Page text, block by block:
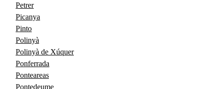
Petrer
Picanya
Pinto
Polinyà
Polinyà de Xúquer
Ponferrada
Ponteareas
Pontedeume